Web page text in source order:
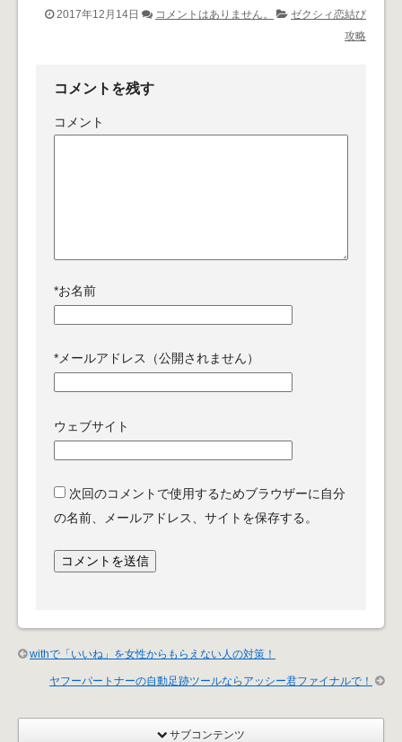
2017年12月14日 コメントはありません。
ゼクシィ恋結び
攻略
コメントを残す
コメント
*お名前
*メールアドレス（公開されません）
ウェブサイト
次回のコメントで使用するためブラウザーに自分
の名前、メールアドレス、サイトを保存する。
withで「いいね」を女性からもらえない人の対策！
ヤフーパートナーの自動足跡ツールならアッシー君ファイナルで！
サブコンテンツ